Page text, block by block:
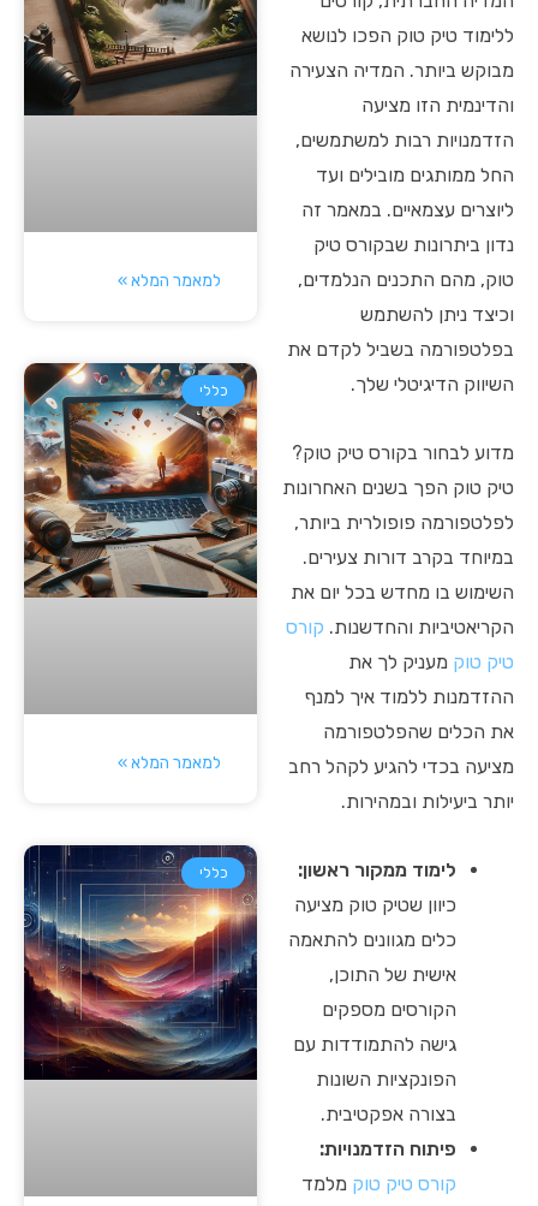
ללימוד טיק טוק הפכו לנושא
מבוקש ביותר. המדיה הצעירה
והדינמית הזו מציעה
הזדמנויות רבות למשתמשים,
החל ממותגים מובילים ועד
ליוצרים עצמאיים. במאמר זה
נדון ביתרונות שבקורס טיק
טוק, מהם התכנים הנלמדים,
וכיצד ניתן להשתמש
בפלטפורמה בשביל לקדם את
השיווק הדיגיטלי שלך.
מדוע לבחור בקורס טיק טוק?
טיק טוק הפך בשנים האחרונות
לפלטפורמה פופולרית ביותר,
במיוחד בקרב דורות צעירים.
השימוש בו מחדש בכל יום את
הקריאטיביות והחדשנות. קורס
טיק טוק מעניק לך את
ההזדמנות ללמוד איך למנף
את הכלים שהפלטפורמה
מציעה בכדי להגיע לקהל רחב
יותר ביעילות ובמהירות.
לימוד ממקור ראשון:
כיוון שטיק טוק מציעה
כלים מגוונים להתאמה
אישית של התוכן,
הקורסים מספקים
גישה להתמודדות עם
הפונקציות השונות
בצורה אפקטיבית.
פיתוח הזדמנויות:
קורס טיק טוק מלמד
למאמר המלא »
כללי
למאמר המלא »
כללי